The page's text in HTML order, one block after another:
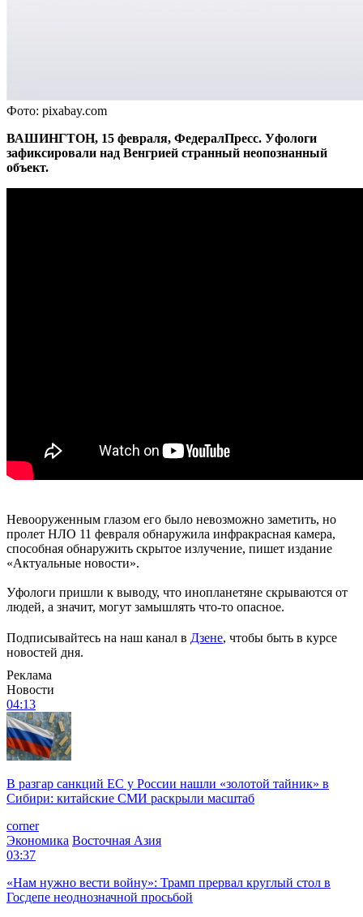
Фото: pixabay.com
ВАШИНГТОН, 15 февраля, ФедералПресс. Уфологи
зафиксировали над Венгрией странный неопознанный
объект.
Невооруженным глазом его было невозможно заметить, но
пролет НЛО 11 февраля обнаружила инфракрасная камера,
способная обнаружить скрытое излучение, пишет издание
«Актуальные новости».
Уфологи пришли к выводу, что инопланетяне скрываются от
людей, а значит, могут замышлять что-то опасное.
Подписывайтесь на наш канал в Дзене, чтобы быть в курсе
новостей дня.
Реклама
Новости
04:13
В разгар санкций ЕС у России нашли «золотой тайник» в
Сибири: китайские СМИ раскрыли масштаб
corner
Экономика Восточная Азия
03:37
«Нам нужно вести войну»: Трамп прервал круглый стол в
Госдепе неоднозначной просьбой